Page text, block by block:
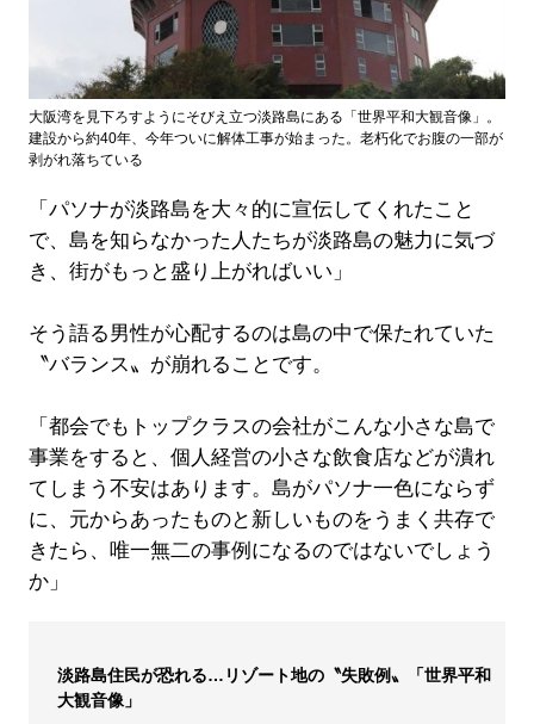
大阪湾を見下ろすようにそびえ立つ淡路島にある「世界平和大観音像」。
建設から約40年、今年ついに解体工事が始まった。老朽化でお腹の一部が
剥がれ落ちている
「パソナが淡路島を大々的に宣伝してくれたこと
で、島を知らなかった人たちが淡路島の魅力に気づ
き、街がもっと盛り上がればいい」
そう語る男性が心配するのは島の中で保たれていた
〝バランス〟が崩れることです。
「都会でもトップクラスの会社がこんな小さな島で
事業をすると、個人経営の小さな飲食店などが潰れ
てしまう不安はあります。島がパソナ一色にならず
に、元からあったものと新しいものをうまく共存で
きたら、唯一無二の事例になるのではないでしょう
か」
淡路島住民が恐れる…リゾート地の〝失敗例〟「世界平和
大観音像」